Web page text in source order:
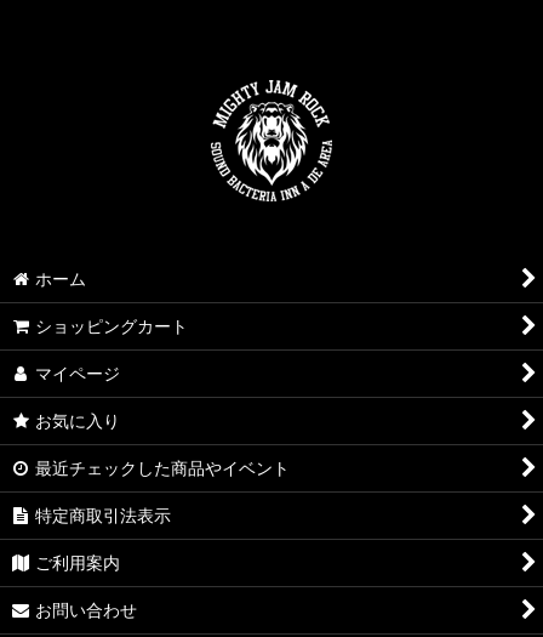
ホーム
ショッピングカート
マイページ
お気に入り
最近チェックした商品やイベント
特定商取引法表示
ご利用案内
お問い合わせ